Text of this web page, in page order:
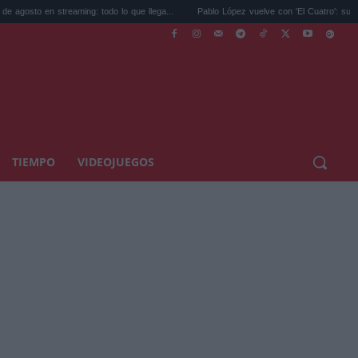
todo lo que llega... Pablo López vuelve con 'El Cuatro': su nuevo disco...
TIEMPO VIDEOJUEGOS